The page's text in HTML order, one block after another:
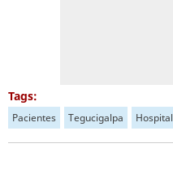
Tags:
Pacientes Tegucigalpa